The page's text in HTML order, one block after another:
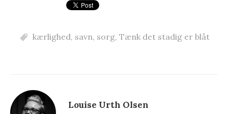
kærlighed, savn, sorg, Tænk det stadig er blåt
Louise Urth Olsen